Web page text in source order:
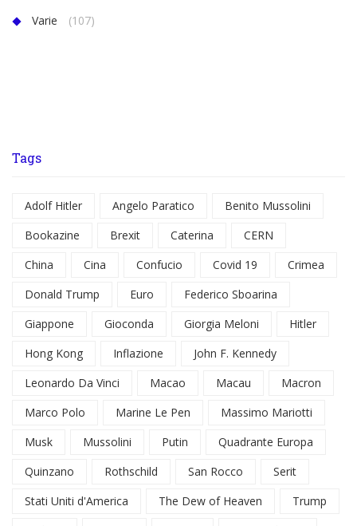
Varie
(107)
Tags
Adolf Hitler Angelo Paratico
Benito Mussolini
Bookazine
Brexit Caterina
CERN
China
Cina Confucio Covid 19
Crimea
Donald Trump
Euro
Federico Sboarina
Giappone
Gioconda Giorgia Meloni
Hitler
Hong Kong
Inflazione
John F. Kennedy
Leonardo Da Vinci
Macao Macau
Macron
Marco Polo
Marine Le Pen
Massimo Mariotti
Musk
Mussolini Putin
Quadrante Europa
Quinzano
Rothschild San Rocco
Serit
Stati Uniti d'America
The Dew of Heaven
Trump